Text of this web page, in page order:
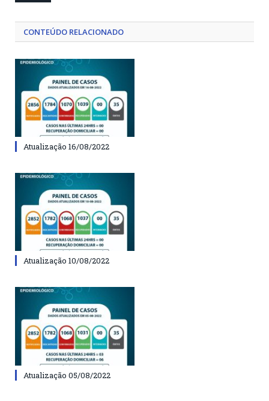
CONTEÚDO RELACIONADO
Atualização 16/08/2022
Atualização 10/08/2022
Atualização 05/08/2022